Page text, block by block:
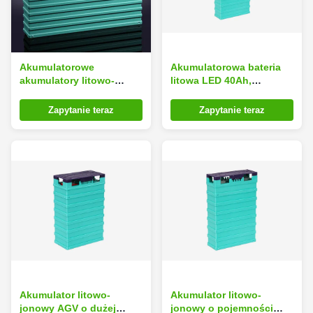
Akumulatorowe
akumulatory litowo-
Lifepo4 do układu
słonecznego
Zapytanie teraz
Akumulatorowa bateria
litowa LED 40Ah,
Lifepo4Zapytanie teraz
Akumulator litowo-
jonowy AGV o dużej
Akumulator litowo-
jonowy o pojemności